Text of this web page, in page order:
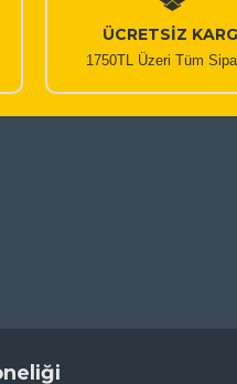
ÜCRETSİZ
1750TL Üzeri Tüm